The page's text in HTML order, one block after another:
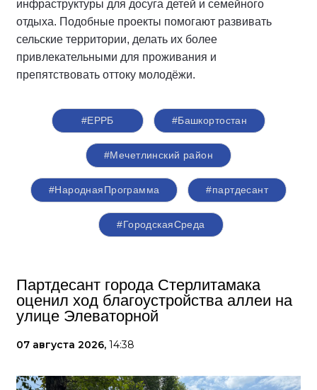
инфраструктуры для досуга детей и семейного
отдыха. Подобные проекты помогают развивать
сельские территории, делать их более
привлекательными для проживания и
препятствовать оттоку молодёжи.
#ЕРРБ #Башкортостан
#Мечетлинский район
#НароднаяПрограмма #партдесант
#ГородскаяСреда
Партдесант города Стерлитамака
оценил ход благоустройства аллеи на
улице Элеваторной
07 августа 2026, 14:38